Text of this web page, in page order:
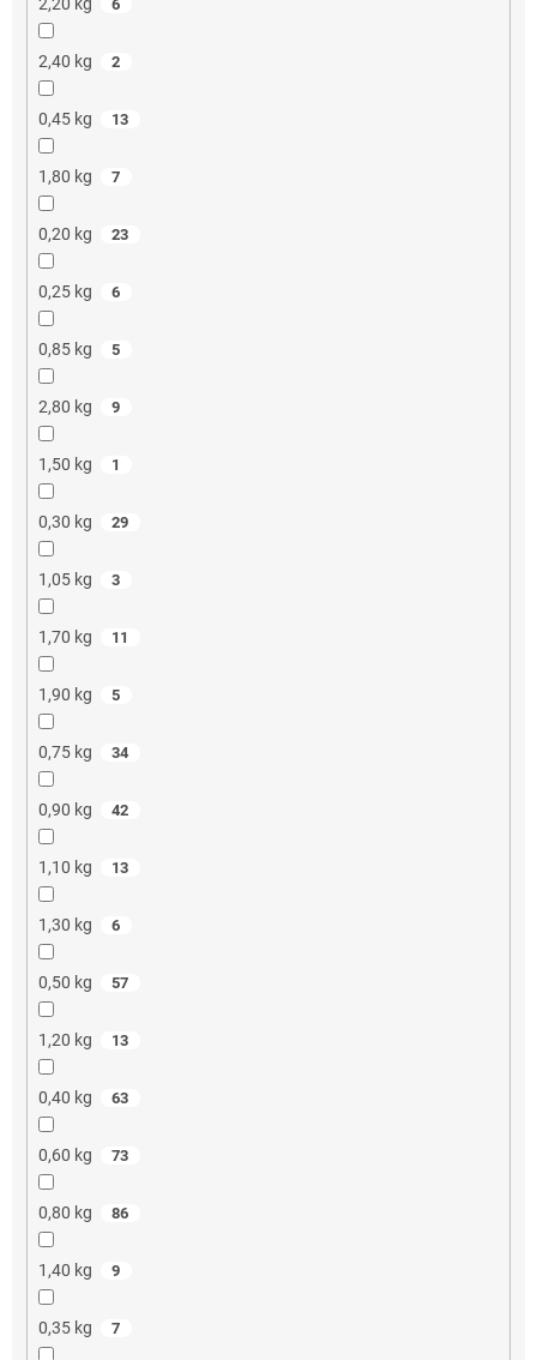
2,20 kg 6
2,40 kg 2
0,45 kg 13
1,80 kg 7
0,20 kg 23
0,25 kg 6
0,85 kg 5
2,80 kg 9
1,50 kg 1
0,30 kg 29
1,05 kg 3
1,70 kg 11
1,90 kg 5
0,75 kg 34
0,90 kg 42
1,10 kg 13
1,30 kg 6
0,50 kg 57
1,20 kg 13
0,40 kg 63
0,60 kg 73
0,80 kg 86
1,40 kg 9
0,35 kg 7